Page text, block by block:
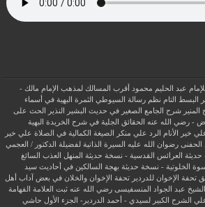
عبد الحليم محمود
أقرب المسالك لمذهب الإمام مالك -
البسط التام نظم رسالة السيوطي
الثمرة البهية في أسماء
المنير شرح الجامع الصغير في حديث البشير النذير
الحث على
- رضي الله عنه
الحقائق الجلية في شرح الخريدة البهية
خير الأنام
الرد علي منكر الصيغة الكمالية في الصلاة علي خير
الحفنى رضوان الله عليه
السيرة الذاتية لفضيلة الدكتور / العجمي
حديثة العرائس القدسية - نسخة حديثة
المنهل العذب السائغ
الخلوتية - نسخة حديثة بهجة السالكين في أحاديث سيد
تحفة الإخوان للدردير تحفة الإخوان والخلان في بعض آداب أهل
الشيخ عبد الجواد المنسفيسى رضي الله عنه ثبت العلامة الفهامة
الشرح الكبير لسيدي - أحمد الدردير- الجزء الأول حاشي